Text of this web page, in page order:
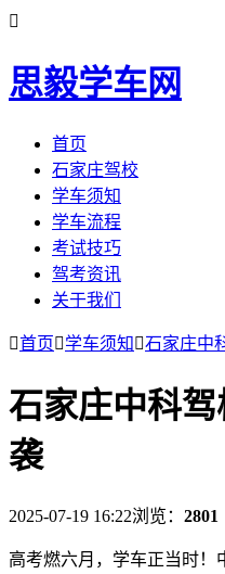

思毅学车网
首页
石家庄驾校
学车须知
学车流程
考试技巧
驾考资讯
关于我们
首页学车须知 石家庄中
石家庄中科
袭
2025-07-19 16:22浏览： 2801
高考燃六月，学车正当时！